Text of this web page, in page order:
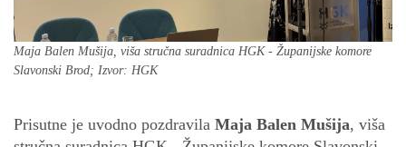
Maja Balen Mušija, viša stručna suradnica HGK - Županijske komore
Slavonski Brod; Izvor: HGK
Prisutne je uvodno pozdravila Maja Balen Mušija, viša